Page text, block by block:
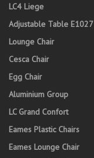
LC4 Liege
Adjustable Table E1027
Lounge Chair
Cesca Chair
Egg Chair
Aluminium Group
LC Grand Confort
Eames Plastic Chairs
Eames Lounge Chair